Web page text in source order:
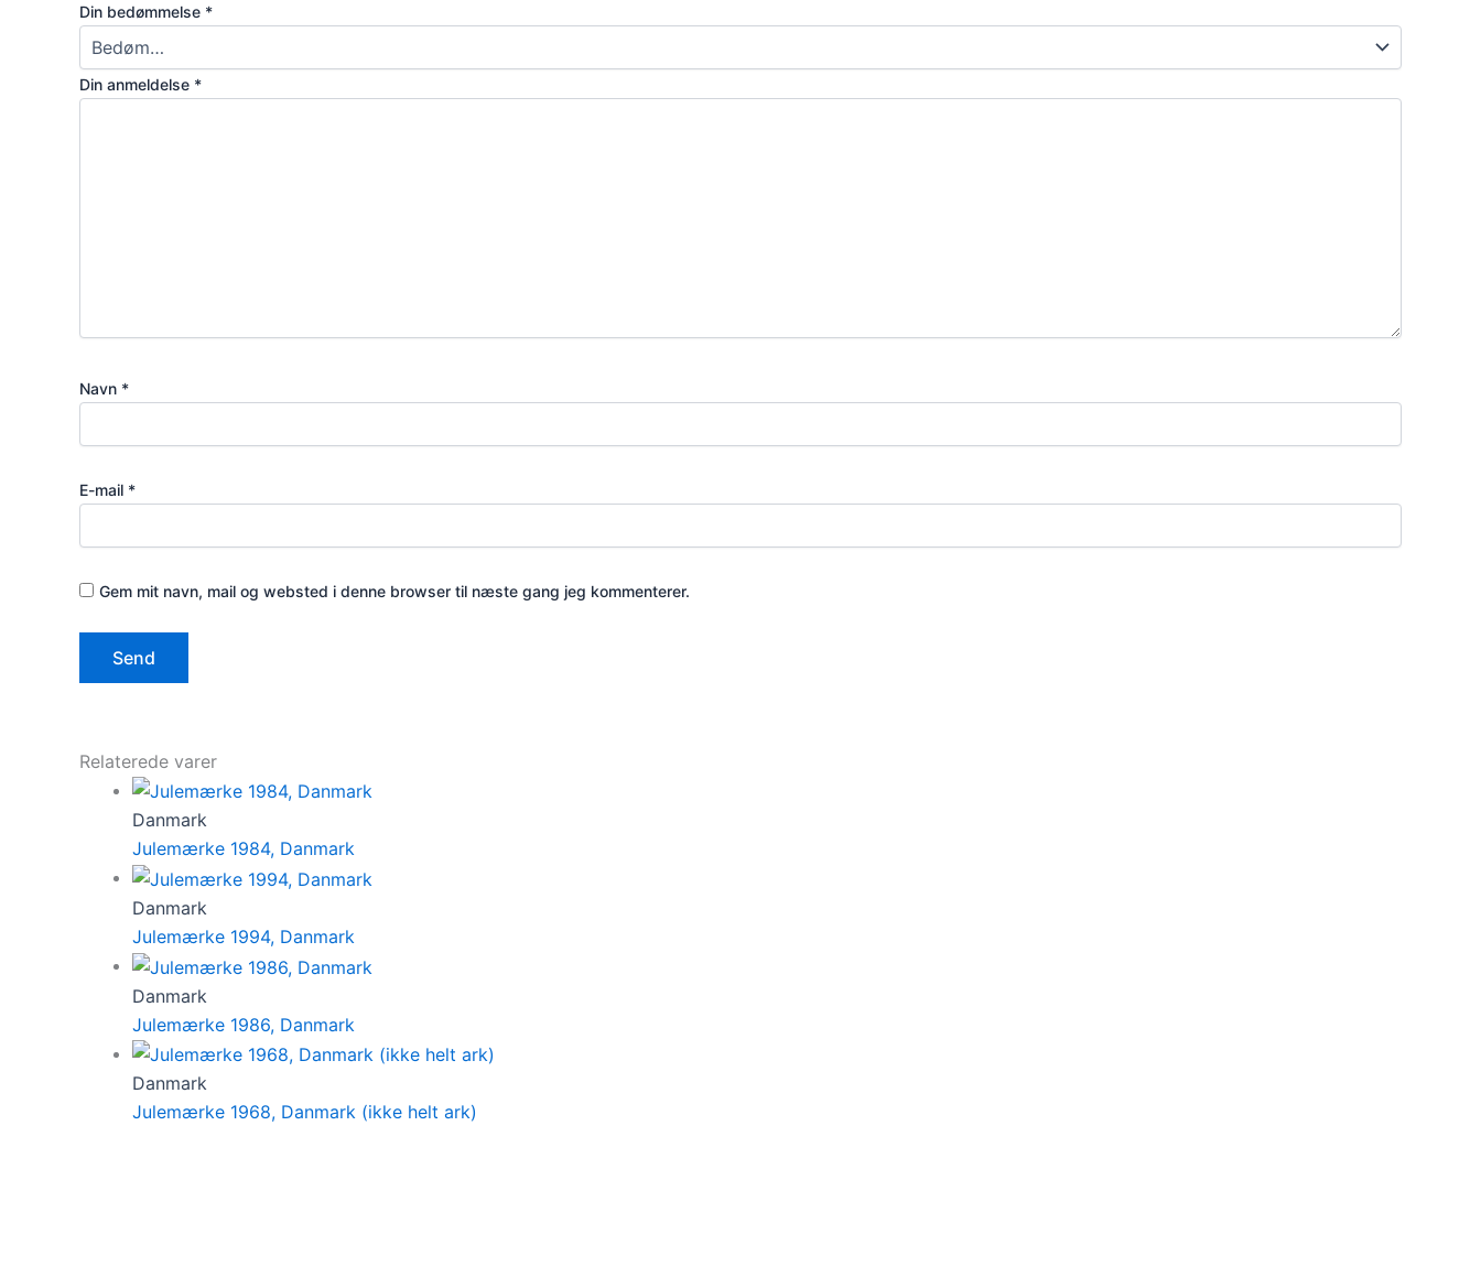
Din bedømmelse *
Din anmeldelse *
Navn *
E-mail *
Gem mit navn, mail og websted i denne browser til næste gang jeg kommenterer.
Relaterede varer
Danmark
Julemærke 1984, Danmark
Danmark
Julemærke 1994, Danmark
Danmark
Julemærke 1986, Danmark
Danmark
Julemærke 1968, Danmark (ikke helt ark)